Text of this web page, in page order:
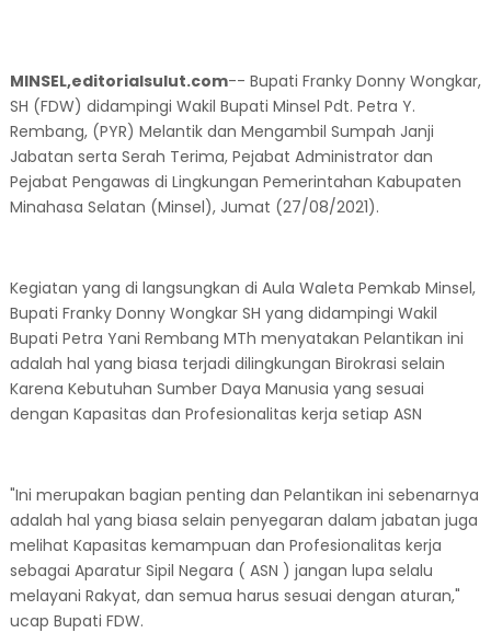
MINSEL,editorialsulut.com-- Bupati Franky Donny Wongkar,
SH (FDW) didampingi Wakil Bupati Minsel Pdt. Petra Y.
Rembang, (PYR) Melantik dan Mengambil Sumpah Janji
Jabatan serta Serah Terima, Pejabat Administrator dan
Pejabat Pengawas di Lingkungan Pemerintahan Kabupaten
Minahasa Selatan (Minsel), Jumat (27/08/2021).
Kegiatan yang di langsungkan di Aula Waleta Pemkab Minsel,
Bupati Franky Donny Wongkar SH yang didampingi Wakil
Bupati Petra Yani Rembang MTh menyatakan Pelantikan ini
adalah hal yang biasa terjadi dilingkungan Birokrasi selain
Karena Kebutuhan Sumber Daya Manusia yang sesuai
dengan Kapasitas dan Profesionalitas kerja setiap ASN
"Ini merupakan bagian penting dan Pelantikan ini sebenarnya
adalah hal yang biasa selain penyegaran dalam jabatan juga
melihat Kapasitas kemampuan dan Profesionalitas kerja
sebagai Aparatur Sipil Negara ( ASN ) jangan lupa selalu
melayani Rakyat, dan semua harus sesuai dengan aturan,"
ucap Bupati FDW.